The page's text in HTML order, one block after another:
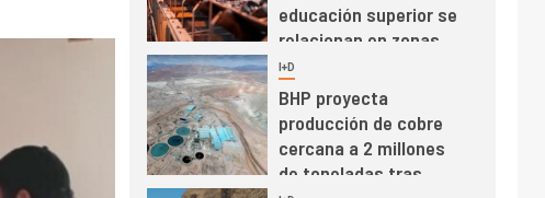
educación superior se
relacionan en zonas
mineras
6 I+D
BHP proyecta
producción de cobre
cercana a 2 millones
de toneladas tras